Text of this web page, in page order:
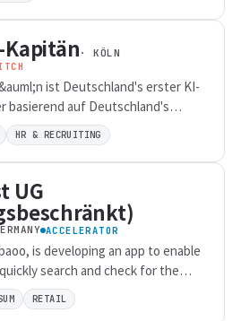
sondern auch von
akzeptiert und nachhaltig
looking for the sweet spot of
viable and feasible.
· KÖLN
ist Deutschland's erster KI-
basierend auf Deutschland's
Datenbank an Post-Schul-
die &Uuml;berforderung,
aktuell bei der Studien-
empfinden, indem er
und nutzerfreundliche Studien-
kosteng&uuml;nstig und
macht.
HR & RECRUITING
UG
ACCELERATOR
is developing an app to enable
search and check for the
in local shops.
RETAIL